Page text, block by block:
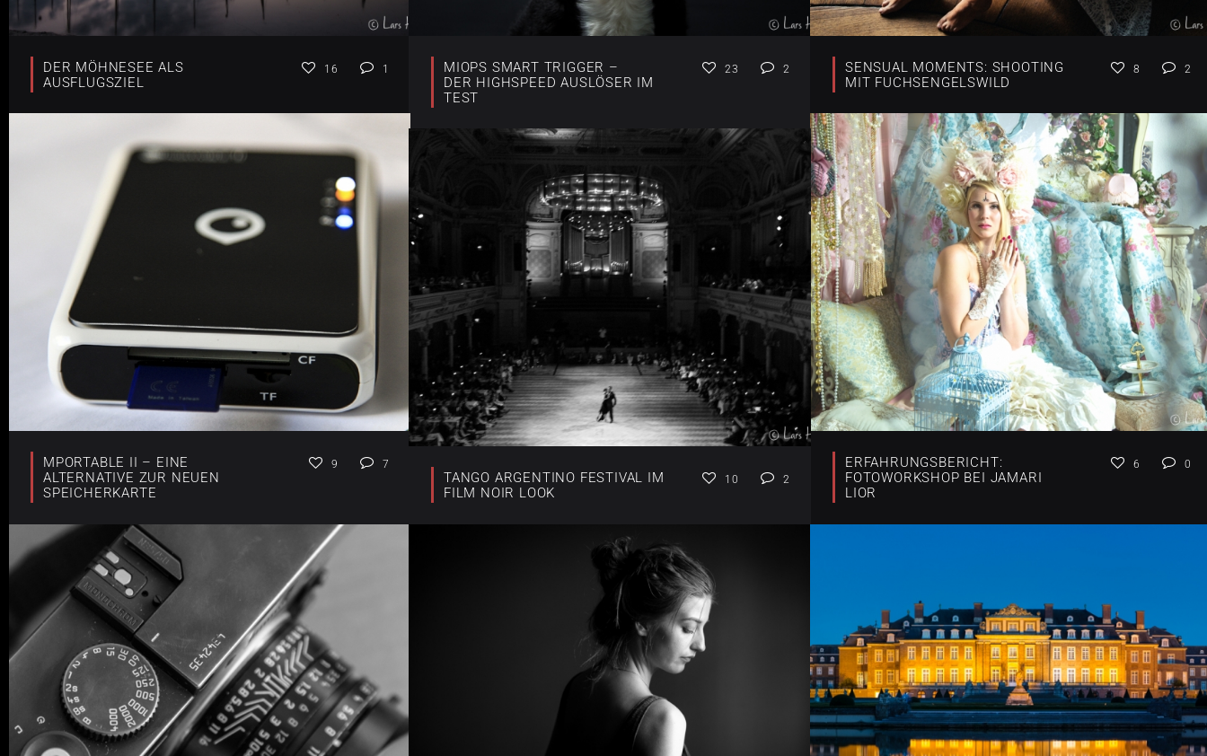
DER MÖHNESEE ALS
AUSFLUGSZIEL
16 1
MIOPS SMART TRIGGER –
DER HIGHSPEED AUSLÖSER IM
TEST
23 2
SENSUAL MOMENTS: SHOOTING
MIT FUCHSENGELSWILD
8 2
MPORTABLE II – EINE
ALTERNATIVE ZUR NEUEN
SPEICHERKARTE
9 7
ERFAHRUNGSBERICHT:
FOTOWORKSHOP BEI JAMARI
LIOR
6 0
TANGO ARGENTINO FESTIVAL IM
FILM NOIR LOOK
10 2